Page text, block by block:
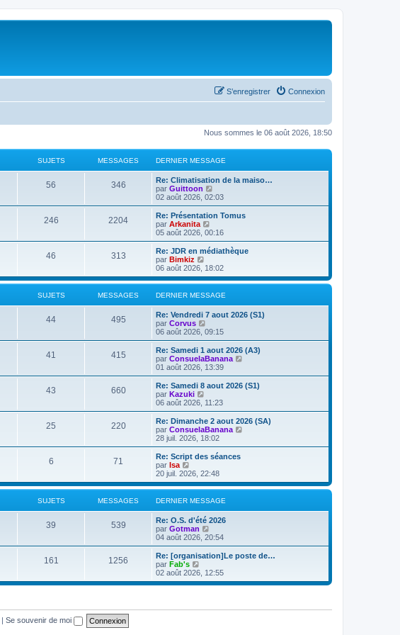
Connexion
S’enregistrer
Nous sommes le 06 août 2026, 18:50
SUJETS MESSAGES DERNIER MESSAGE
56 346
Re: Climatisation de la maiso…
par Guittoon
o
i
r
e
e
r
n
i
e
m
e
s
a
g
e
02 août 2026, 02:03
246 2204
Re: Présentation Tomus
par Arkanita
o
i
r
e
e
r
n
i
e
m
e
s
s
a
g
e
05 août 2026, 00:16
46 313
Re: JDR en médiathèque
par Bimkiz
o
i
r
l
e
r
n
i
e
r
m
e
s
a
g
e
06 août 2026, 18:02
SUJETS MESSAGES DERNIER MESSAGE
44 495
Re: Vendredi 7 aout 2026 (S1)
par Corvus
o
i
r
l
e
r
n
i
r
m
e
s
s
g
e
06 août 2026, 09:15
41 415
Re: Samedi 1 aout 2026 (A3)
par ConsuelaBanana
i
r
e
r
s
g
01 août 2026, 13:39
43 660
Re: Samedi 8 aout 2026 (S1)
par Kazuki
o
i
r
l
e
r
n
i
e
m
e
s
s
a
g
e
06 août 2026, 11:23
25 220
Re: Dimanche 2 aout 2026 (SA)
par ConsuelaBanana
i
e
i
e
s
g
28 juil. 2026, 18:02
6 71
Re: Script des séances
par Isa
o
i
r
l
e
r
n
i
e
r
m
e
a
20 juil. 2026, 22:48
SUJETS MESSAGES DERNIER MESSAGE
39 539
Re: O.S. d'été 2026
par Gotman
o
i
r
e
e
i
04 août 2026, 20:54
161 1256
Re: [organisation]Le poste de…
par Fab's
o
i
02 août 2026, 12:55
| Se souvenir de moi